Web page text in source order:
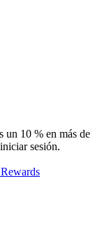
un 10 % en más de
sesión.